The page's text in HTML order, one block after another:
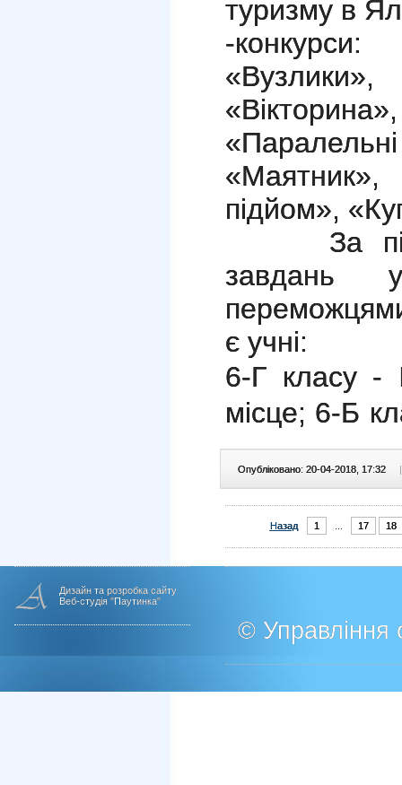
туризму в
-
підйом»,
За
завдань
є учні:
6-Г класу -
місце; 6-Б
Опубліковано: 20-04-2018, 17:32 |
Назад 1 17 18
Дизайн та розробка сайту
Веб-студія "Паутинка"
© Управління